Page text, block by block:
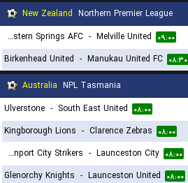
New Zealand Northern Premier League
Western Springs AFC
- Melville United ۰۹:۰۰
Birkenhead United - Manukau United FC ۰۸:۳۰
Australia NPL Tasmania
Ulverstone - South East United ۰۸:۰۰
Kingborough Lions - Clarence Zebras ۰۸:۰۰
Devonport City Strikers
- Launceston City ۰۸:۰۰
Glenorchy Knights - Launceston United ۰۸:۰۰